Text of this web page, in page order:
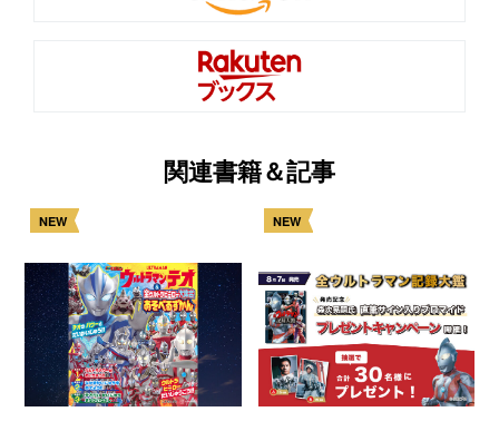
関連書籍＆記事
NEW NEW